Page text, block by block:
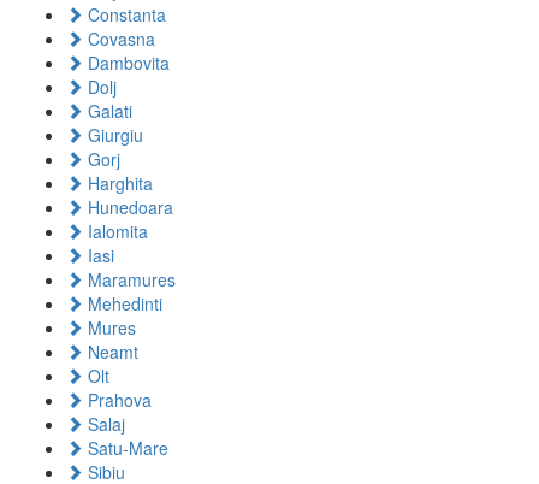
Constanta
Covasna
Dambovita
Dolj
Galati
Giurgiu
Gorj
Harghita
Hunedoara
Ialomita
Iasi
Maramures
Mehedinti
Mures
Neamt
Olt
Prahova
Salaj
Satu-Mare
Sibiu